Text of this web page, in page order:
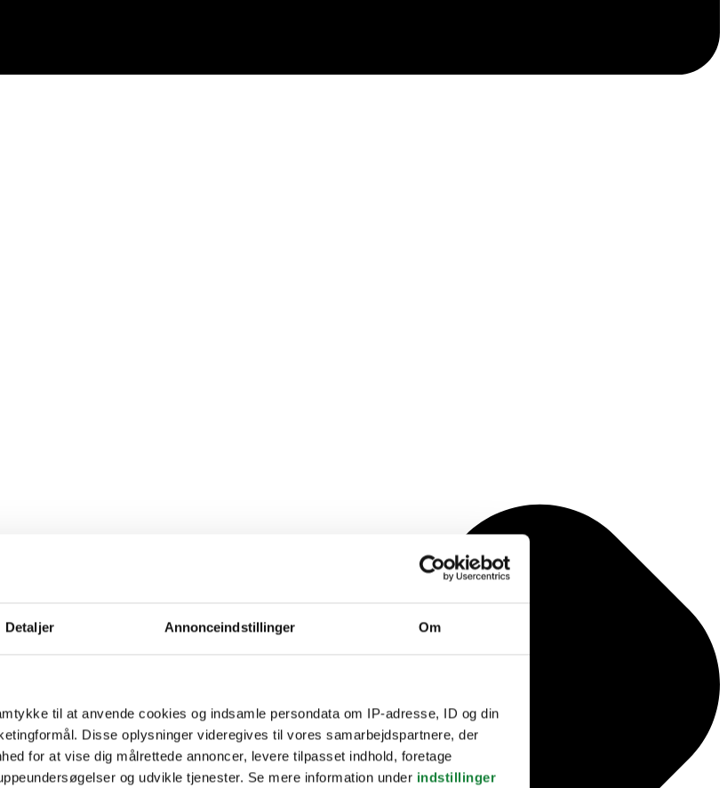
Detaljer Annonceindstillinger Om
til at anvende cookies og indsamle persondata om IP-adresse, ID og din
Disse oplysninger videregives til vores samarbejdspartnere, der
for at vise dig målrettede annoncer, levere tilpasset indhold, foretage
og udvikle tjenester. Se mere information under indstillinger